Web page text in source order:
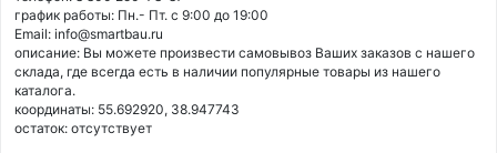
график работы: Пн.- Пт. с 9:00 до 19:00
Email: info@smartbau.ru
описание: Вы можете произвести самовывоз Ваших заказов с нашего
склада, где всегда есть в наличии популярные товары из нашего
каталога.
координаты: 55.692920, 38.947743
остаток: отсутствует